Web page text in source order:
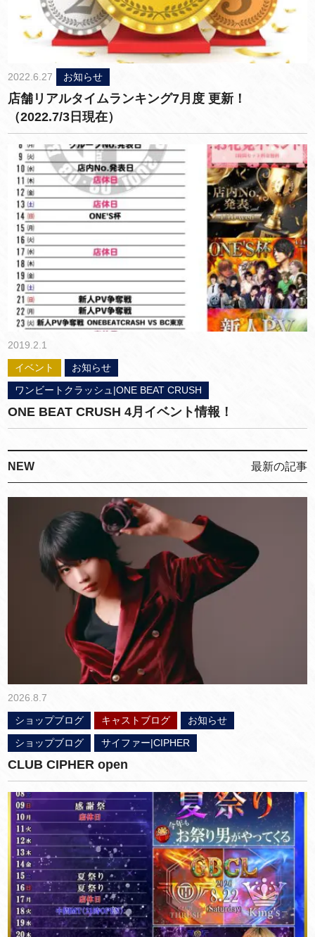
2022.6.27 お知らせ
店舗リアルタイムランキング7月度 更新！
（2022.7/3日現在）
2019.2.1
イベント
お知らせ
ワンビートクラッシュ|ONE BEAT CRUSH
ONE BEAT CRUSH 4月イベント情報！
NEW 最新の記事
2026.8.7
ショップブログ
キャストブログ
お知らせ
ショップブログ
サイファー|CIPHER
CLUB CIPHER open